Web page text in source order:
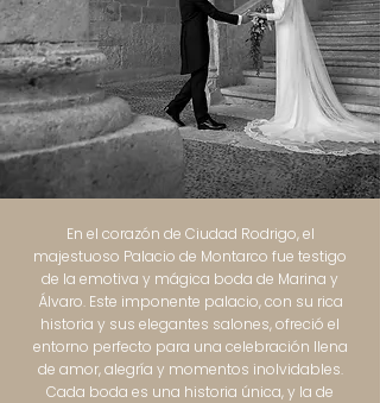
En el corazón de Ciudad Rodrigo, el
majestuoso Palacio de Montarco fue testigo
de la emotiva y mágica boda de Marina y
Álvaro. Este imponente palacio, con su rica
historia y sus elegantes salones, ofreció el
entorno perfecto para una celebración llena
de amor, alegría y momentos inolvidables.
Cada boda es una historia única, y la de